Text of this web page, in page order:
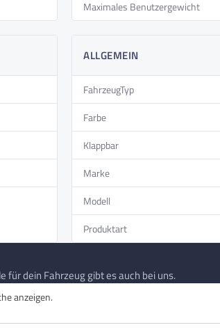
Maximales Benutzergewicht
ALLGEMEIN
FahrzeugTyp
Farbe
Klappbar
Marke
Modell
Produktart
für dein Fahrzeug gibt es auch bei uns.
anzeigen.